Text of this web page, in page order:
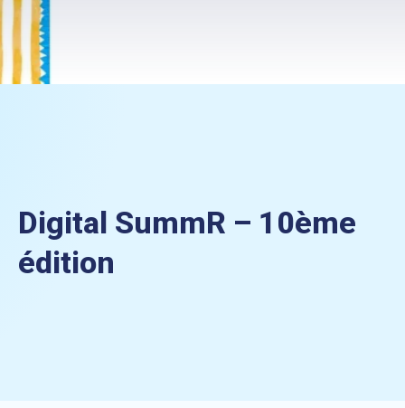
Digital SummR – 10ème
édition